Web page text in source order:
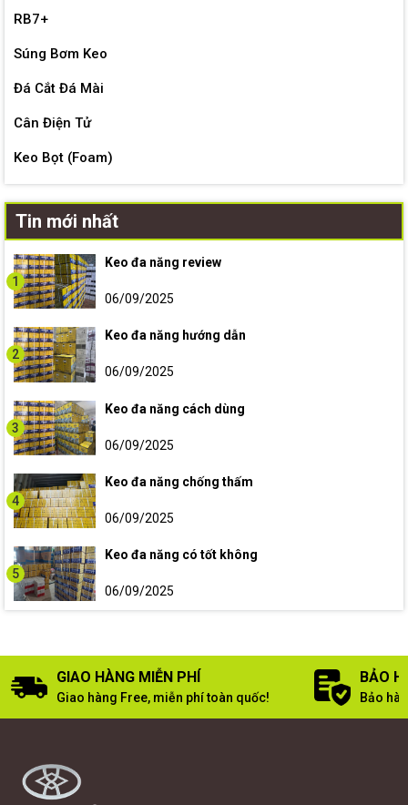
RB7+
Súng Bơm Keo
Đá Cắt Đá Mài
Cân Điện Tử
Keo Bọt (Foam)
Tin mới nhất
1
Keo đa năng review
06/09/2025
2
Keo đa năng hướng dẫn
06/09/2025
3
Keo đa năng cách dùng
06/09/2025
4
Keo đa năng chống thấm
06/09/2025
5
Keo đa năng có tốt không
06/09/2025
GIAO HÀNG MIỄN PHÍ
Giao hàng Free, miễn phí toàn quốc!
BẢO
Bảo